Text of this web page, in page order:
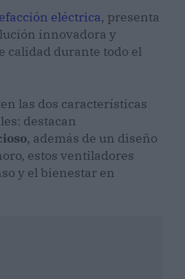
eléctrica, presenta
innovadora y
calidad durante todo el
las dos características
destacan
, además de un diseño
estos ventiladores
y el bienestar en